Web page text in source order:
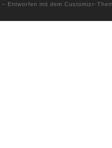
– Entworfen mit dem Customizr-